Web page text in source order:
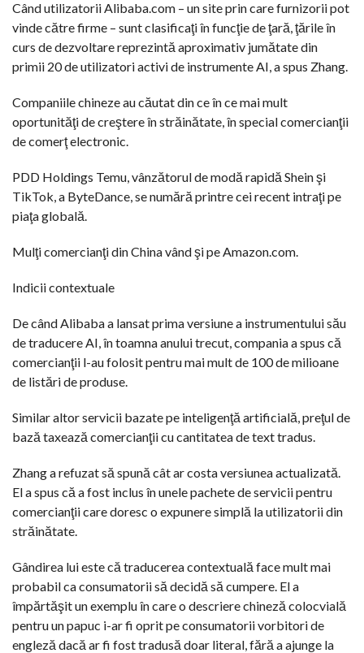
Când utilizatorii Alibaba.com – un site prin care furnizorii pot
vinde către firme – sunt clasificaţi în funcţie de ţară, ţările în
curs de dezvoltare reprezintă aproximativ jumătate din
primii 20 de utilizatori activi de instrumente AI, a spus Zhang.
Companiile chineze au căutat din ce în ce mai mult
oportunităţi de creştere în străinătate, în special comercianţii
de comerţ electronic.
PDD Holdings Temu, vânzătorul de modă rapidă Shein şi
TikTok, a ByteDance, se numără printre cei recent intraţi pe
piaţa globală.
Mulţi comercianţi din China vând şi pe Amazon.com.
Indicii contextuale
De când Alibaba a lansat prima versiune a instrumentului său
de traducere AI, în toamna anului trecut, compania a spus că
comercianţii l-au folosit pentru mai mult de 100 de milioane
de listări de produse.
Similar altor servicii bazate pe inteligenţă artificială, preţul de
bază taxează comercianţii cu cantitatea de text tradus.
Zhang a refuzat să spună cât ar costa versiunea actualizată.
El a spus că a fost inclus în unele pachete de servicii pentru
comercianţii care doresc o expunere simplă la utilizatorii din
străinătate.
Gândirea lui este că traducerea contextuală face mult mai
probabil ca consumatorii să decidă să cumpere. El a
împărtăşit un exemplu în care o descriere chineză colocvială
pentru un papuc i-ar fi oprit pe consumatorii vorbitori de
engleză dacă ar fi fost tradusă doar literal, fără a ajunge la